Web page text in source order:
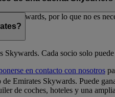
Skywards, por lo que no es
Skywards. Cada socio solo
en contacto con nosotros
de Emirates Skywards. Puede
de coches, hoteles y una